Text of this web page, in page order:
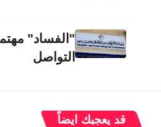
"الفساد"
التواصل
قد يعجبك ايضاً